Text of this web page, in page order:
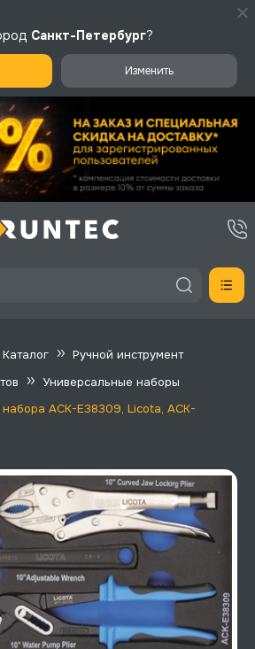
Санкт-Петербург?
Изменить
Каталог
Ручной инструмент
Универсальные наборы
ACK-E38309, Licota, ACK-